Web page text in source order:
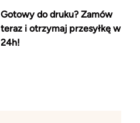
Gotowy do druku? Zamów
teraz i otrzymaj przesyłkę w
24h!